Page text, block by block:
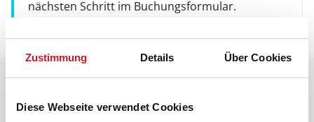
Zustimmung Details Über Cookies
Diese Webseite verwendet Cookies
nächsten Schritt im Buchungsformular.
Raumaufteilung